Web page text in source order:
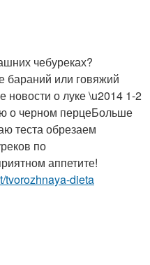
чебуреках?
или говяжий
новости о луке \u2014 1-2
о черном перцеБольше
теста обрезаем
по
аппетите!
tvorozhnaya-dieta